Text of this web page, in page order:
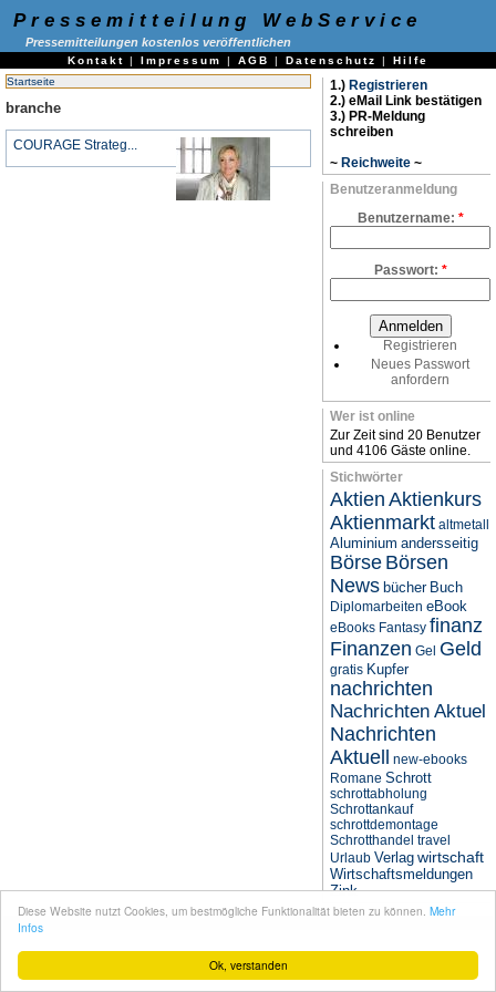
Ok, verstanden
Diese Website nutzt Cookies, um bestmögliche Funktionalität bieten zu können. Mehr
Infos
Pressemitteilung WebService
Pressemitteilungen kostenlos veröffentlichen
Kontakt | Impressum | AGB | Datenschutz | Hilfe
Startseite
branche
COURAGE Strateg...
1.) Registrieren
2.) eMail Link bestätigen
3.) PR-Meldung
schreiben
~ Reichweite ~
Benutzeranmeldung
Benutzername: *
Passwort: *
Registrieren
Neues Passwort
anfordern
Wer ist online
Zur Zeit sind 20 Benutzer
und 4106 Gäste online.
Stichwörter
Aktien Aktienkurs
Aktienmarkt altmetall
Aluminium andersseitig
Börse Börsen
News bücher Buch
Diplomarbeiten eBook
eBooks Fantasy finanz
Finanzen Gel Geld
gratis Kupfer
nachrichten
Nachrichten Aktuel
Nachrichten
Aktuell
new-ebooks
Romane Schrott
schrottabholung
Schrottankauf
schrottdemontage
Schrotthandel travel
Urlaub Verlag wirtschaft
Wirtschaftsmeldungen
Zink